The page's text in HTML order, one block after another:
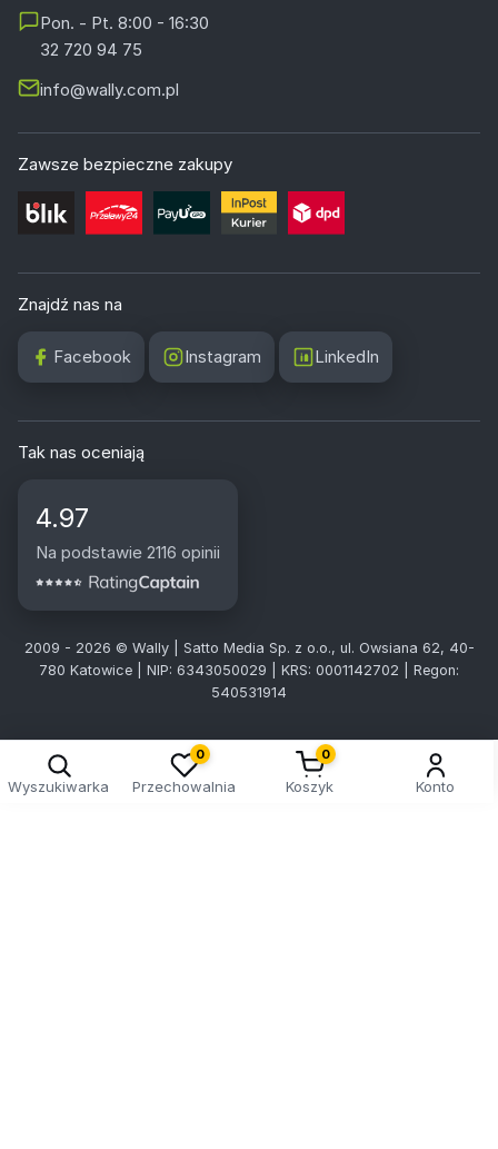
Pon. - Pt. 8:00 - 16:30
32 720 94 75
info@wally.com.pl
Zawsze bezpieczne zakupy
Znajdź nas na
Facebook Instagram LinkedIn
Tak nas oceniają
4.97
Na podstawie 2116 opinii
2009 - 2026 © Wally | Satto Media Sp. z o.o., ul. Owsiana 62, 40-
780 Katowice | NIP: 6343050029 | KRS: 0001142702 | Regon:
540531914
Wyszukiwarka
0
Przechowalnia
0
Koszyk Konto